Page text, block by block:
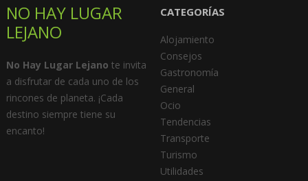
NO HAY LUGAR
LEJANO
No Hay Lugar Lejano te invita
a disfrutar de cada uno de los
rincones de planeta. ¡Cada
destino siempre tiene su
encanto!
CATEGORÍAS
Alojamiento
Consejos
Gastronomía
General
Ocio
Tendencias
Transporte
Turismo
Utilidades